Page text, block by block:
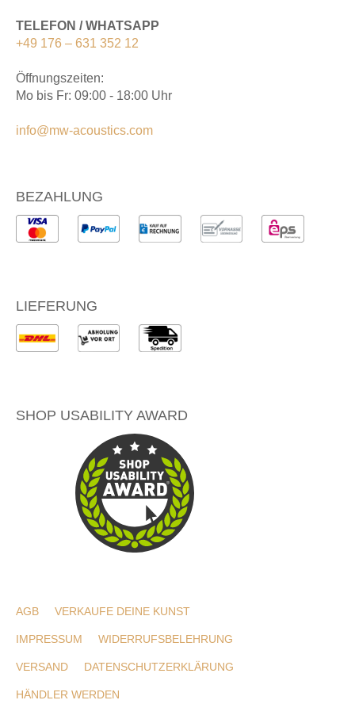
TELEFON / WHATSAPP
+49 176 – 631 352 12
Öffnungszeiten:
Mo bis Fr: 09:00 - 18:00 Uhr
info@mw-acoustics.com
BEZAHLUNG
LIEFERUNG
SHOP USABILITY AWARD
AGB VERKAUFE DEINE KUNST
IMPRESSUM WIDERRUFSBELEHRUNG
VERSAND DATENSCHUTZERKLÄRUNG
HÄNDLER WERDEN